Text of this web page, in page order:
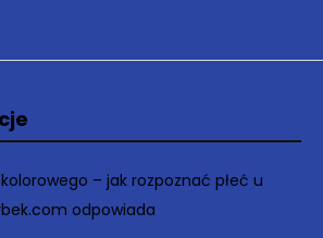
– jak rozpoznać płeć u
odpowiada